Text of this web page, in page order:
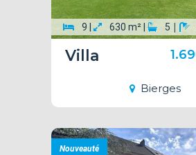
9 | 630 m² | 5
Villa
Bierges
Nouveauté